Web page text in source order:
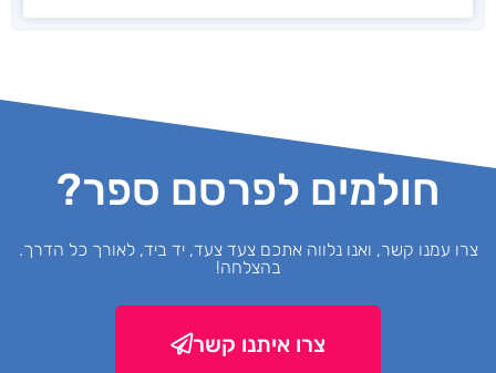
חולמים לפרסם ספר?
צרו עמנו קשר, ואנו נלווה אתכם צעד צעד, יד ביד, לאורך כל הדרך.
בהצלחה!
צרו איתנו קשר